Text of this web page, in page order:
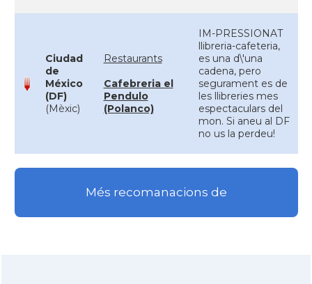
Ciudad
de
México
(DF)
(Mèxic)
Restaurants
Cafebreria el
Pendulo
(Polanco)
IM-PRESSIONAT
llibreria-cafeteria,
es una d\'una
cadena, pero
segurament es de
les llibreries mes
espectaculars del
mon. Si aneu al DF
no us la perdeu!
Més recomanacions de